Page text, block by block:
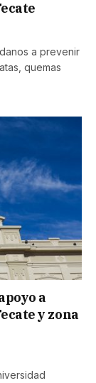
a prevenir
quemas
a
y zona